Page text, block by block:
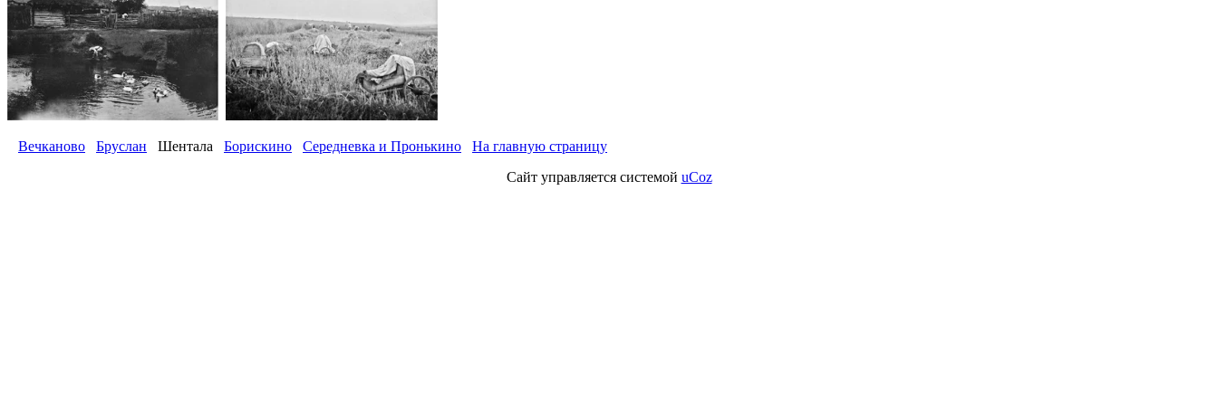
Вечканово Бруслан Шентала Борискино Середневка и Пронькино
На главную страницу
Сайт управляется системой uCoz